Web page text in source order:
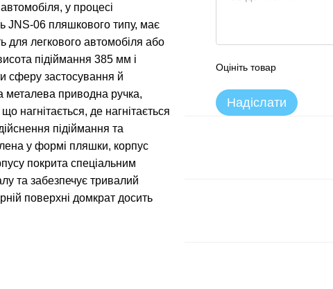
у процесі
JNS-06 пляшкового типу, має
для легкового автомобіля або
підіймання 385 мм і
сферу застосування й
металева приводна ручка,
нагнітається, де нагнітається
підіймання та
у формі пляшки, корпус
покрита спеціальним
та забезпечує тривалий
поверхні домкрат досить
Оцініть товар
Надіслати